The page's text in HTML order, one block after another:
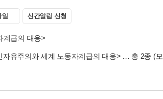
일 신간알림 신청
계급의 대응>
자유주의와 세계 노동자계급의 대응> … 총 2종 (